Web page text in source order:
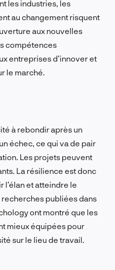
les industries, les
au changement risquent
aux nouvelles
compétences
entreprises d’innover et
le marché.
à rebondir après un
échec, ce qui va de pair
Les projets peuvent
La résilience est donc
l’élan et atteindre le
publiées dans
ont montré que les
mieux équipées pour
sur le lieu de travail.